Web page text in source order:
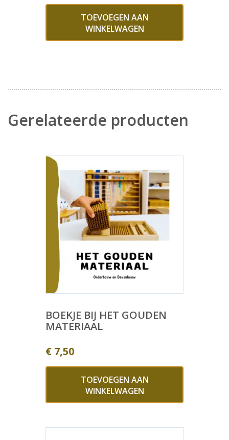
TOEVOEGEN AAN
WINKELWAGEN
Gerelateerde producten
BOEKJE BIJ HET GOUDEN
MATERIAAL
€ 7,50
TOEVOEGEN AAN
WINKELWAGEN